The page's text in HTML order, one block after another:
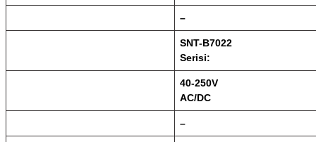
–
SNT-B7022
Serisi:
40-250V
AC/DC
–